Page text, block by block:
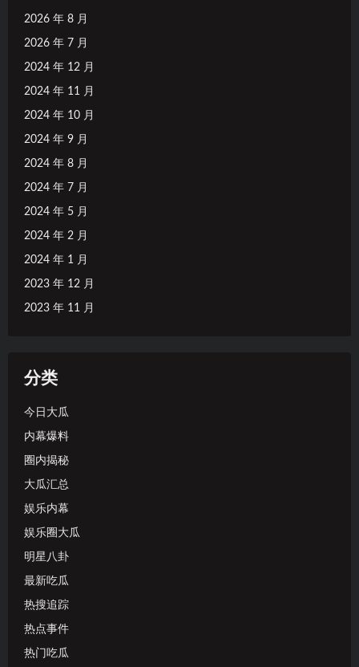
2026 年 8 月
2026 年 7 月
2024 年 12 月
2024 年 11 月
2024 年 10 月
2024 年 9 月
2024 年 8 月
2024 年 7 月
2024 年 5 月
2024 年 2 月
2024 年 1 月
2023 年 12 月
2023 年 11 月
分类
今日大瓜
内幕爆料
圈内揭秘
大瓜汇总
娱乐内幕
娱乐圈大瓜
明星八卦
最新吃瓜
热搜追踪
热点事件
热门吃瓜